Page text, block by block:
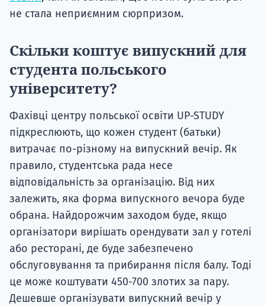
не стала неприємним сюрпризом.
Скільки коштує випускний для
студента польського
університету?
Фахівці центру польської освіти UP-STUDY
підкреслюють, що кожен студент (батьки)
витрачає по-різному на випускний вечір. Як
правило, студентська рада несе
відповідальність за організацію. Від них
залежить, яка форма випускного вечора буде
обрана. Найдорожчим заходом буде, якщо
організатори вирішать орендувати зал у готелі
або ресторані, де буде забезпечено
обслуговування та прибирання після балу. Тоді
це може коштувати 450-700 злотих за пару.
Дешевше організувати випускний вечір у